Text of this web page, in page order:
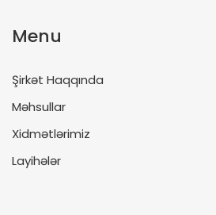
Menu
Şirkət Haqqında
Məhsullar
Xidmətlərimiz
Layihələr